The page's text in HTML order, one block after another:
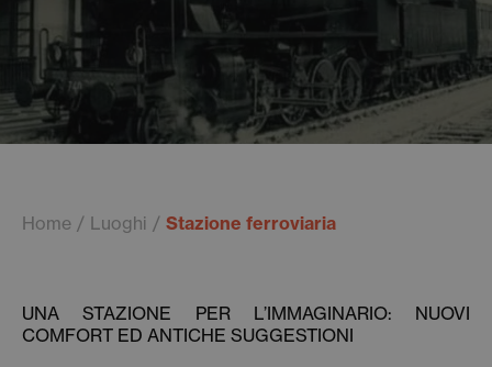
Home Luoghi Stazione ferroviaria
UNA STAZIONE PER L’IMMAGINARIO: NUOVI
COMFORT ED ANTICHE SUGGESTIONI